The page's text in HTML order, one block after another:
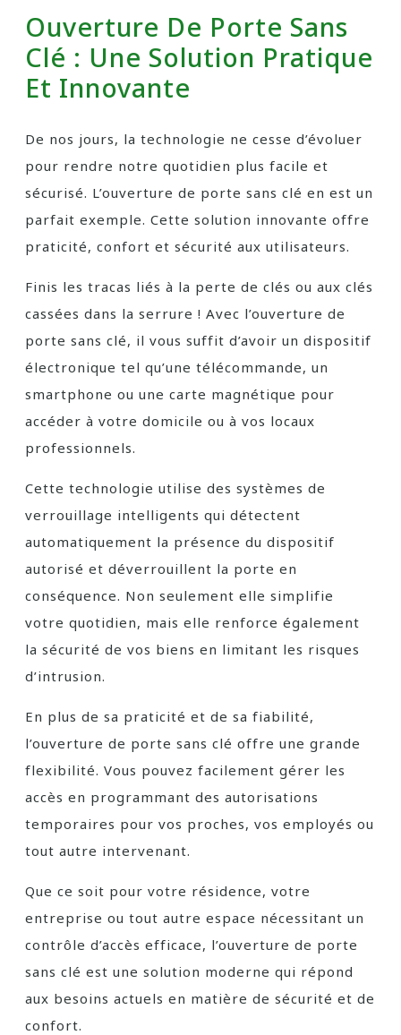
Ouverture De Porte Sans
Clé : Une Solution Pratique
Et Innovante
De nos jours, la technologie ne cesse d’évoluer
pour rendre notre quotidien plus facile et
sécurisé. L’ouverture de porte sans clé en est un
parfait exemple. Cette solution innovante offre
praticité, confort et sécurité aux utilisateurs.
Finis les tracas liés à la perte de clés ou aux clés
cassées dans la serrure ! Avec l’ouverture de
porte sans clé, il vous suffit d’avoir un dispositif
électronique tel qu’une télécommande, un
smartphone ou une carte magnétique pour
accéder à votre domicile ou à vos locaux
professionnels.
Cette technologie utilise des systèmes de
verrouillage intelligents qui détectent
automatiquement la présence du dispositif
autorisé et déverrouillent la porte en
conséquence. Non seulement elle simplifie
votre quotidien, mais elle renforce également
la sécurité de vos biens en limitant les risques
d’intrusion.
En plus de sa praticité et de sa fiabilité,
l’ouverture de porte sans clé offre une grande
flexibilité. Vous pouvez facilement gérer les
accès en programmant des autorisations
temporaires pour vos proches, vos employés ou
tout autre intervenant.
Que ce soit pour votre résidence, votre
entreprise ou tout autre espace nécessitant un
contrôle d’accès efficace, l’ouverture de porte
sans clé est une solution moderne qui répond
aux besoins actuels en matière de sécurité et de
confort.